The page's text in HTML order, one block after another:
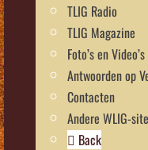
TLIG Radio
TLIG Magazine
Foto’s en Video’s
Antwoorden op
Contacten
Andere WLIG-
Back